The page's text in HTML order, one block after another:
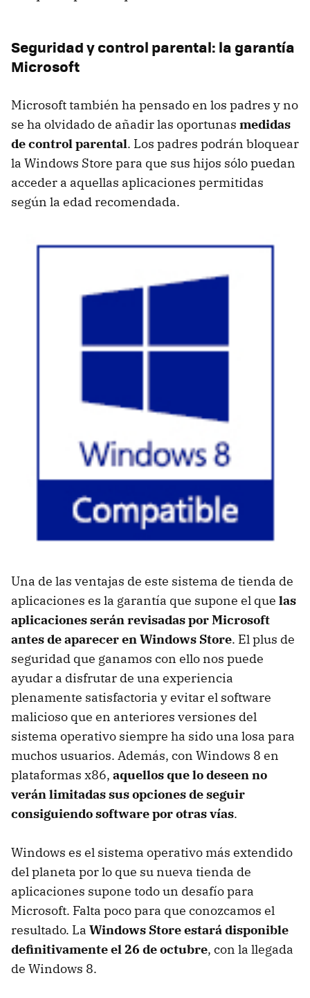
Seguridad y control parental: la garantía
Microsoft
Microsoft también ha pensado en los padres y no
se ha olvidado de añadir las oportunas medidas
de control parental. Los padres podrán bloquear
la Windows Store para que sus hijos sólo puedan
acceder a aquellas aplicaciones permitidas
según la edad recomendada.
Una de las ventajas de este sistema de tienda de
aplicaciones es la garantía que supone el que las
aplicaciones serán revisadas por Microsoft
antes de aparecer en Windows Store. El plus de
seguridad que ganamos con ello nos puede
ayudar a disfrutar de una experiencia
plenamente satisfactoria y evitar el software
malicioso que en anteriores versiones del
sistema operativo siempre ha sido una losa para
muchos usuarios. Además, con Windows 8 en
plataformas x86, aquellos que lo deseen no
verán limitadas sus opciones de seguir
consiguiendo software por otras vías.
Windows es el sistema operativo más extendido
del planeta por lo que su nueva tienda de
aplicaciones supone todo un desafío para
Microsoft. Falta poco para que conozcamos el
resultado. La Windows Store estará disponible
definitivamente el 26 de octubre, con la llegada
de Windows 8.